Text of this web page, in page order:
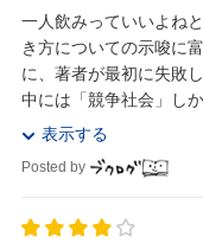
一人飲みっていいよね
き方についての示唆に
に、著者が最初に失敗し
中には「競争社会」し
分を大きく見せたり、
表示する
Posted by